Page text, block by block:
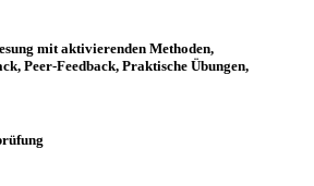
mit aktivierenden Methoden,
Peer-Feedback, Praktische Übungen,